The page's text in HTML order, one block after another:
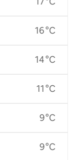
16 °C
14 °C
11 °C
9 °C
9 °C